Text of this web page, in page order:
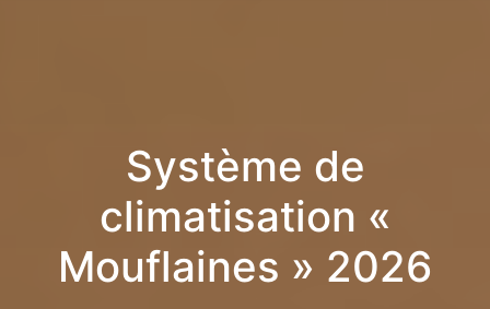
Système de
climatisation «
Mouflaines » 2026